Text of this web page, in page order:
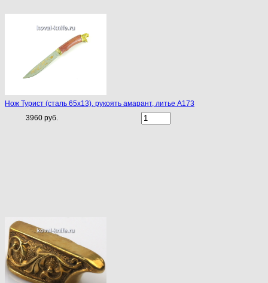
Нож Турист (сталь 65х13), рукоять амарант, литье A173
3960 руб.